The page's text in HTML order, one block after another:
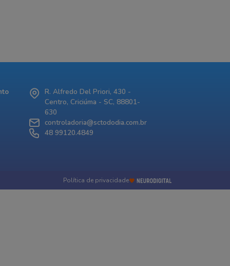
R. Alfredo Del Priori, 430 -
Centro, Criciúma - SC, 88801-
630
controladoria@sctododia.com.br
48 99120.4849
Política de privacidade